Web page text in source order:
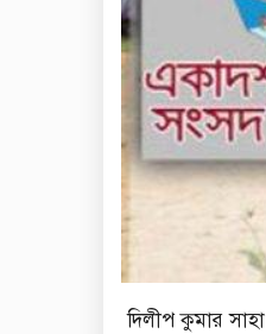
দিলীপ কুমার সাহা